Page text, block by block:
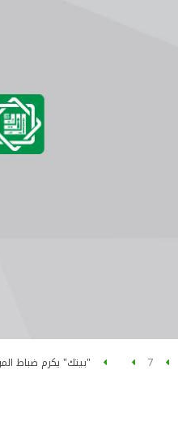
7 "بيتك" يكرم ضباط